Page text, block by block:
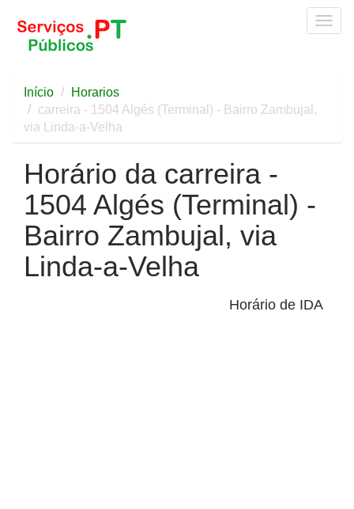
Início
Horarios
carreira - 1504 Algés (Terminal) - Bairro Zambujal,
via Linda-a-Velha
Horário da carreira -
1504 Algés (Terminal) -
Bairro Zambujal, via
Linda-a-Velha
Horário de IDA